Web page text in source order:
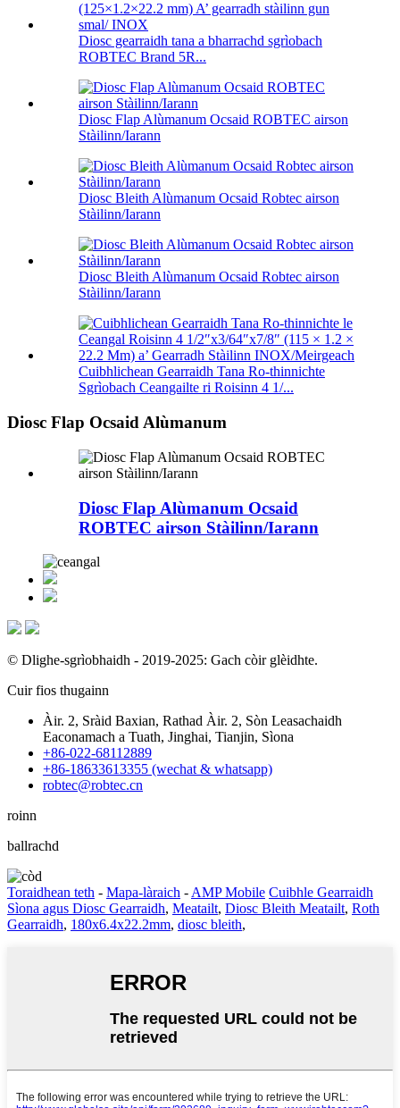
Diosc gearraidh tana a bharrachd sgrìobach
ROBTEC Brand 5R...
Diosc Flap Alùmanum Ocsaid ROBTEC airson
Stàilinn/Iarann
Diosc Bleith Alùmanum Ocsaid Robtec airson
Stàilinn/Iarann
Diosc Bleith Alùmanum Ocsaid Robtec airson
Stàilinn/Iarann
Cuibhlichean Gearraidh Tana Ro-thinnichte
Sgrìobach Ceangailte ri Roisinn 4 1/...
Diosc Flap Ocsaid Alùmanum
Diosc Flap Alùmanum Ocsaid
ROBTEC airson Stàilinn/Iarann
© Dlighe-sgrìobhaidh - 2019-2025: Gach còir glèidhte.
Cuir fios thugainn
Àir. 2, Sràid Baxian, Rathad Àir. 2, Sòn Leasachaidh
Eaconamach a Tuath, Jinghai, Tianjin, Sìona
+86-022-68112889
+86-18633613355 (wechat & whatsapp)
robtec@robtec.cn
roinn
ballrachd
Toraidhean teth - Mapa-làraich - AMP Mobile Cuibhle Gearraidh
Sìona agus Diosc Gearraidh, Meatailt, Diosc Bleith Meatailt, Roth
Gearraidh, 180x6.4x22.2mm, diosc bleith,